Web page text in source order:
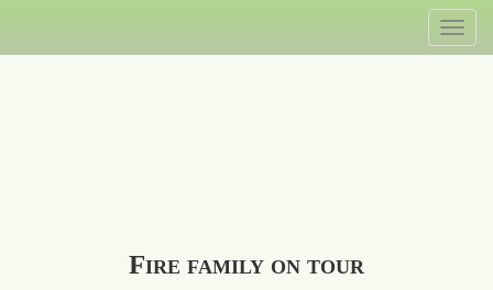
Inhalt
Toggle
Fire family on tour